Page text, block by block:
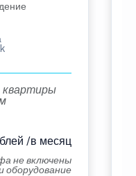
/в месяц
не включены
оборудование